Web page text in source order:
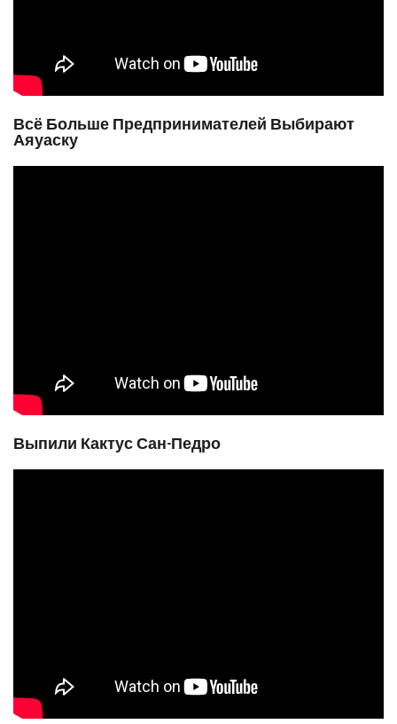
Всё Больше Предпринимателей Выбирают
Аяуаску
Выпили Кактус Сан-Педро